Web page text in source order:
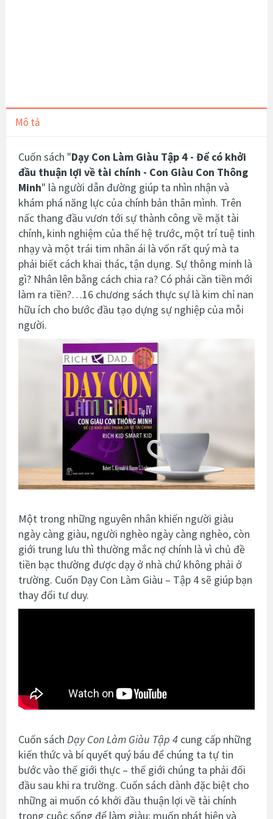
Mô tả
Cuốn sách "Dạy Con Làm Giàu Tập 4 - Để có khởi
đầu thuận lợi về tài chính - Con Giàu Con Thông
Minh" là người dẫn đường giúp ta nhìn nhận và
khám phá năng lực của chính bản thân mình. Trên
nấc thang đầu vươn tới sự thành công về mặt tài
chính, kinh nghiệm của thế hệ trước, một trí tuệ tinh
nhạy và một trái tim nhân ái là vốn rất quý mà ta
phải biết cách khai thác, tận dụng. Sự thông minh là
gì? Nhân lên bằng cách chia ra? Có phải cần tiền mới
làm ra tiền?…16 chương sách thực sự là kim chỉ nan
hữu ích cho bước đầu tạo dựng sự nghiệp của mỗi
người.
Một trong những nguyên nhân khiến người giàu
ngày càng giàu, người nghèo ngày càng nghèo, còn
giới trung lưu thì thường mắc nợ chính là vì chủ đề
tiền bạc thường được dạy ở nhà chứ không phải ở
trường. Cuốn Dạy Con Làm Giàu – Tập 4 sẽ giúp bạn
thay đổi tư duy.
Cuốn sách Dạy Con Làm Giàu Tập 4 cung cấp những
kiến thức và bí quyết quý báu để chúng ta tự tin
bước vào thế giới thực – thế giới chúng ta phải đối
đầu sau khi ra trường. Cuốn sách dành đặc biệt cho
những ai muốn có khởi đầu thuận lợi về tài chính
trong cuộc sống để làm giàu; muốn phát hiện và